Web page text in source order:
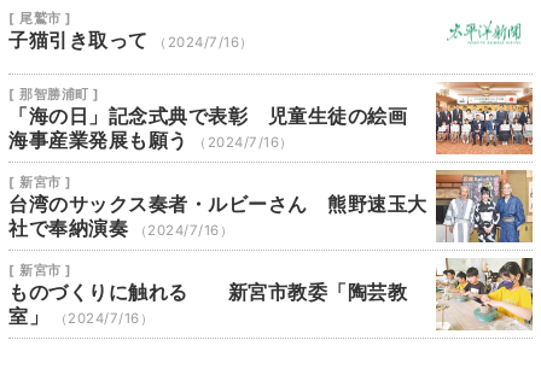
[ 尾鷲市 ]
子猫引き取って （2024/7/16）
[ 那智勝浦町 ]
「海の日」記念式典で表彰 児童生徒の絵画
海事産業発展も願う
（2024/7/16）
[ 新宮市 ]
台湾のサックス奏者・ルビーさん 熊野速玉大
社で奉納演奏
（2024/7/16）
[ 新宮市 ]
ものづくりに触れる 新宮市教委「陶芸教
室」
（2024/7/16）